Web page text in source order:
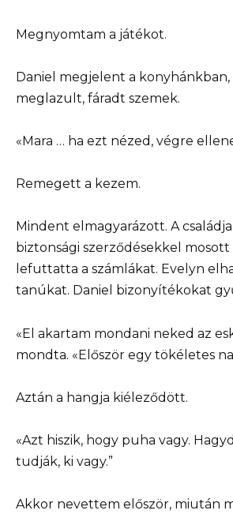
Megnyomtam a játékot.
Daniel megjelent a
meglazult, fáradt szemek.
«Mara … ha ezt nézed, végre
Remegett a kezem.
Mindent elmagyarázott. A
biztonsági szerződésekkel
lefuttatta a számlákat. Evelyn
tanúkat. Daniel bizonyítékokat
«El akartam mondani neked az
mondta. «Először egy tökéletes
Aztán a hangja kiéleződött.
«Azt hiszik, hogy puha vagy.
tudják, ki vagy.”
Akkor nevettem először, miután